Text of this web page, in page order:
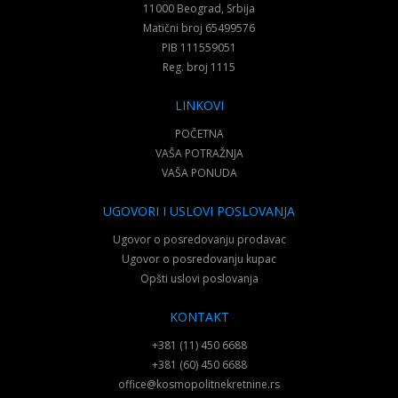
11000 Beograd, Srbija
Matični broj 65499576
PIB 111559051
Reg. broj 1115
LINKOVI
POČETNA
VAŠA POTRAŽNJA
VAŠA PONUDA
UGOVORI I USLOVI POSLOVANJA
Ugovor o posredovanju prodavac
Ugovor o posredovanju kupac
Opšti uslovi poslovanja
KONTAKT
+381 (11) 450 6688
+381 (60) 450 6688
office@kosmopolitnekretnine.rs